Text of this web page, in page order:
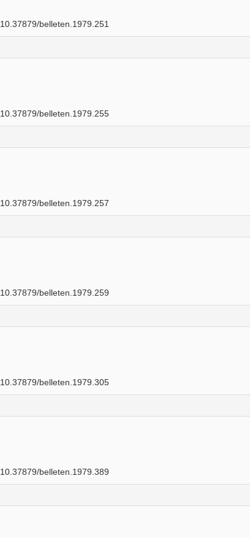
10.37879/belleten.1979.251
10.37879/belleten.1979.255
10.37879/belleten.1979.257
10.37879/belleten.1979.259
10.37879/belleten.1979.305
10.37879/belleten.1979.389